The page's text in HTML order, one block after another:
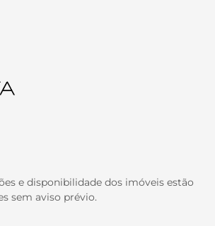
e disponibilidade dos imóveis estão
sem aviso prévio.